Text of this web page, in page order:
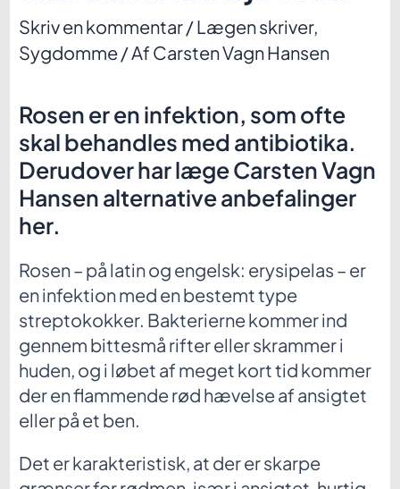
Skriv en kommentar/Lægen skriver,
Sygdomme/ AfCarsten Vagn Hansen
Rosen er en infektion, som ofte
skal behandles med antibiotika.
Derudover har læge Carsten Vagn
Hansen alternative anbefalinger
her.
Rosen – på latin og engelsk: erysipelas – er
en infektion med en bestemt type
streptokokker. Bakterierne kommer ind
gennem bittesmå rifter eller skrammer i
huden, og i løbet af meget kort tid kommer
der en flammende rød hævelse af ansigtet
eller på et ben.
Det er karakteristisk, at der er skarpe